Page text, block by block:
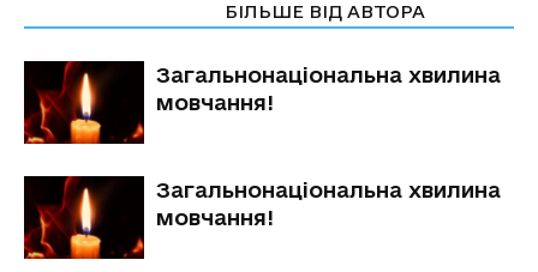
БІЛЬШЕ ВІД АВТОРА
Загальнонаціональна хвилина
мовчання!
Загальнонаціональна хвилина
мовчання!